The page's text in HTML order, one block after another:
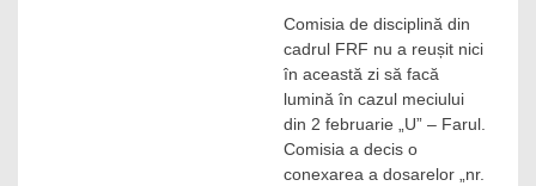
nouă
amânare
în
cazul
–
Farul.
Mesajul
Comisia de disciplină din
cadrul FRF nu a reușit nici
în această zi să facă
lumină în cazul meciului
din 2 februarie „U” – Farul.
Comisia a decis o
conexarea a dosarelor „nr.